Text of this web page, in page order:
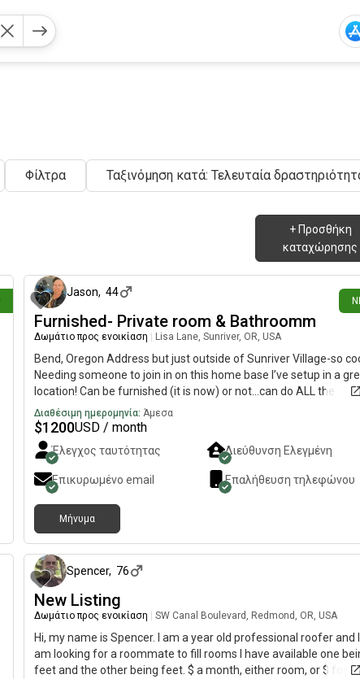
Φίλτρα Ταξινόμηση κατά: Τελευταία
+ Προσθήκη
καταχώρησης
5 ημέρες
Jason, 44
Furnished- Private room & Bathroomm
Δωμάτιο προς ενοικίαση Lisa Lane, Sunriver, OR, USA
Bend, Oregon Address but just outside of Sunriver Village-so
Needing someone to join in on this home base I’ve setup in a
location! Can be furnished (it is now) or not…can do ALL the
adventures from here! Right along the Deschutes & Spring River.
On an acre with big yard space and back deck with hot tub, cold
plunge, outdoor kitchen…detached garage with ALL the tools and
toys. Mountain & road bikes, motorcycles, kiteboarding, wing
foiling, camping, hiking, etc.
Διαθέσιμη ημερομηνία: Άμεσα
$1200USD / month
Έλεγχος ταυτότητας Διεύθυνση Ελεγμένη
Επικυρωμένο email Επαλήθευση τηλεφώνου
Μήνυμα
Spencer, 76
New Listing
Δωμάτιο προς ενοικίαση SW Canal Boulevard, Redmond, OR, USA
Hi, my name is Spencer. I am a year old professional roofer and I
am looking for a roommate to fill rooms I have available one
feet and the other being feet. $ a month, either room, or $ for